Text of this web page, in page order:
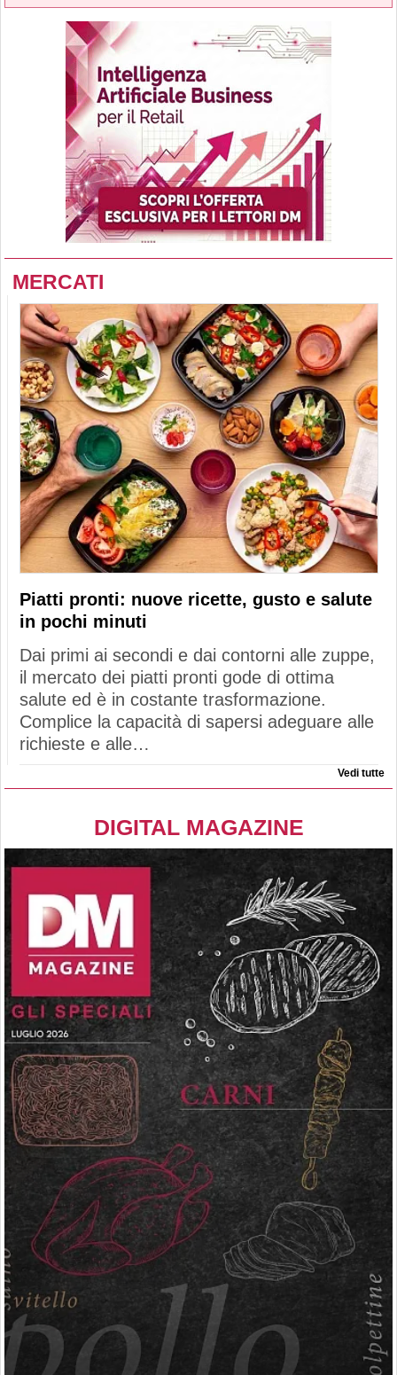
MERCATI
Piatti pronti: nuove ricette, gusto e salute
in pochi minuti
Dai primi ai secondi e dai contorni alle zuppe,
il mercato dei piatti pronti gode di ottima
salute ed è in costante trasformazione.
Complice la capacità di sapersi adeguare alle
richieste e alle…
Vedi tutte
DIGITAL MAGAZINE